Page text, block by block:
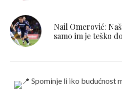
Nail Omerović:
samo im je teško